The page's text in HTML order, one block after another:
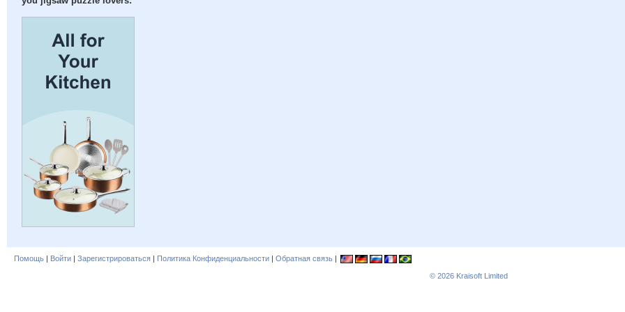
Помощь | Войти | Зарегистрироваться | Политика Конфиденциальности | Обратная связь |
© 2026 Kraisoft Limited